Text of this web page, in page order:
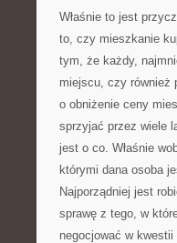
Właśnie to jest
to, czy mieszkanie
tym, że każdy,
miejscu, czy również
o obniżenie ceny
sprzyjać przez wiele
jest o co. Właśnie
którymi dana osoba
Najporządniej jest
sprawę z tego, w
negocjować w